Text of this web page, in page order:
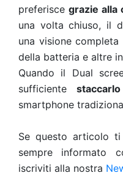
preferiscegrazie alla
una volta chiuso, il
una visione
della batteria e altre
Quando il Dual
sufficiente
staccarlo
smartphone
Se questo articolo
sempre informato
iscriviti alla nostra